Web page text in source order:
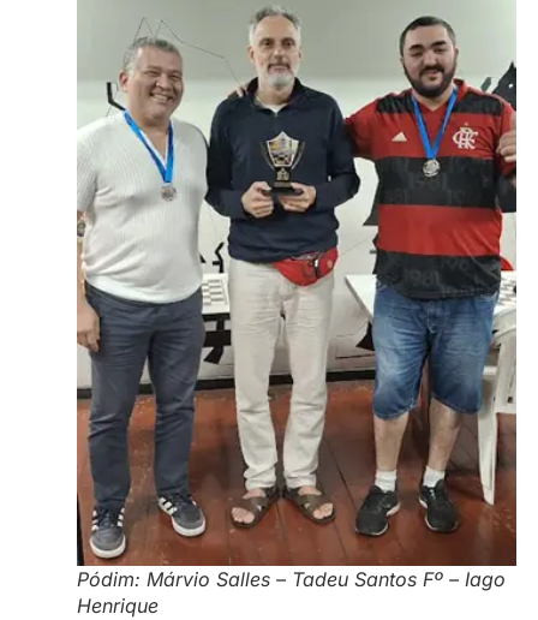
Pódim: Márvio Salles – Tadeu Santos Fº – Iago
Henrique